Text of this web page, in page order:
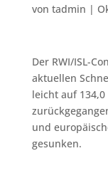
von tadmin |
Der RWI/ISL-
aktuellen
leicht auf
und
gesunken.